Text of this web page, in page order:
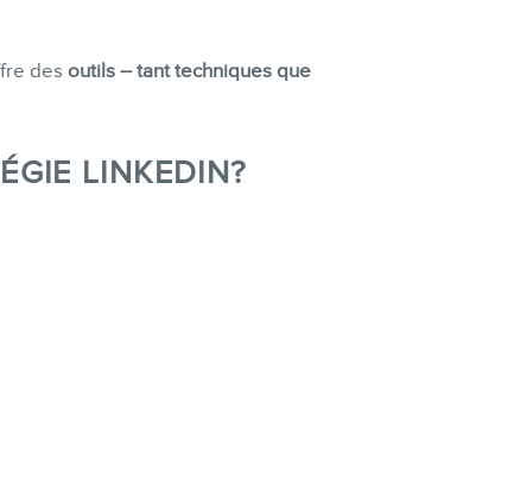
des outils – tant techniques que
LINKEDIN?